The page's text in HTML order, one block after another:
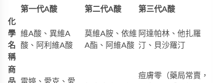
第一代A酸 第二代A酸
第三代A酸
化
學
名
稱
維A酸、異維A
酸、阿利維A酸
莫維A胺、依維
A酯、阿維A酸
阿達帕林、他扎羅
汀、貝沙羅汀
商
痘膚零（藥局常賣，